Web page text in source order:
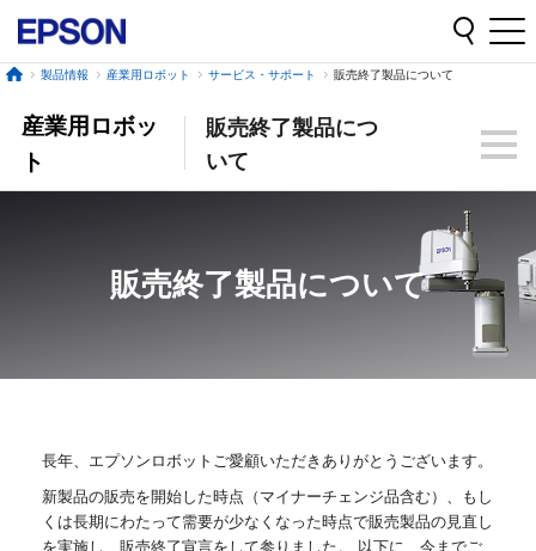
製品情報 産業用ロボット サービス・サポート 販売終了製品について
産業用ロボッ
ト
販売終了製品につ
いて
販売終了製品について
長年、エプソンロボットご愛顧いただきありがとうございます。
新製品の販売を開始した時点（マイナーチェンジ品含む）、もし
くは長期にわたって需要が少なくなった時点で販売製品の見直し
を実施し、販売終了宣言をして参りました。
以下に、今までご